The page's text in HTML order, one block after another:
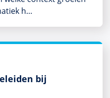
h…
bij